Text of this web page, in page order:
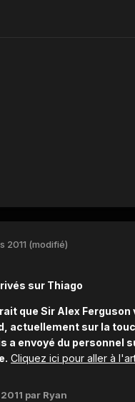
2011 (modifié)
sur Thiago
que Sir Alex
actuellement sur la
a envoyé du personnel
Cliquez ici pour aller à
par Ryan